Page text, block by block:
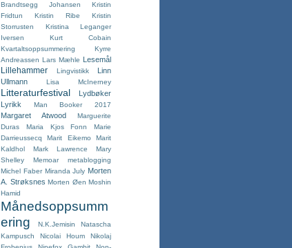
Brandtsegg Johansen
Kristin
Fridtun
Kristin Ribe
Kristin
Storrusten
Kristina Leganger
Iversen
Kurt Cobain
Kvartaltsoppsummering
Kyrre
Andreassen Lars Mæhle Lesemål
Lillehammer Lingvistikk
Linn
Ullmann
Lisa McInerney
Litteraturfestival
Lydbøker
Lyrikk
Man Booker 2017
Margaret Atwood
Marguerite
Duras
Maria Kjos Fonn
Marie
Darrieussecq
Marit Eikemo
Marit
Kaldhol
Mark Lawrence
Mary
Shelley
Memoar
metablogging
Michel Faber Miranda July Morten
A. Strøksnes Morten Øen Moshin
Hamid
Månedsoppsumm
ering
N.K.Jemisin
Natascha
Kampusch
Nicolai Houm
Nikolaj